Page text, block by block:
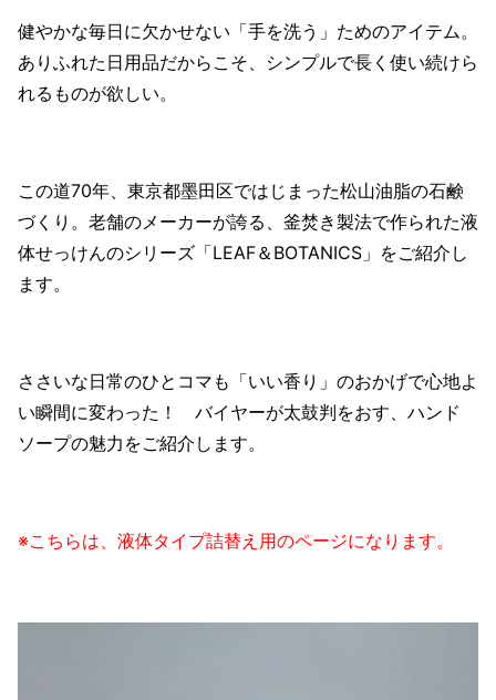
健やかな毎日に欠かせない「手を洗う」ためのアイテム。
ありふれた日用品だからこそ、シンプルで長く使い続けら
れるものが欲しい。
この道70年、東京都墨田区ではじまった松山油脂の石鹸
づくり。老舗のメーカーが誇る、釜焚き製法で作られた液
体せっけんのシリーズ「LEAF＆BOTANICS」をご紹介し
ます。
ささいな日常のひとコマも「いい香り」のおかげで心地よ
い瞬間に変わった！ バイヤーが太鼓判をおす、ハンド
ソープの魅力をご紹介します。
※こちらは、液体タイプ詰替え用のページになります。